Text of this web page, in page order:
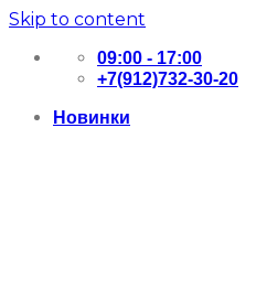
Skip to content
09:00 - 17:00
+7(912)732-30-20
Новинки